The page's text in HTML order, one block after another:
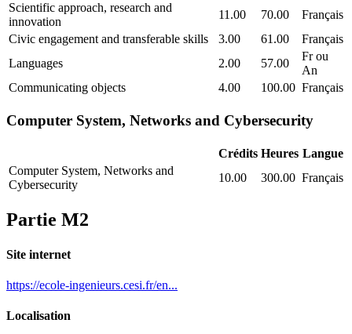
Scientific approach, research and
innovation
11.00 70.00
Français
Civic engagement and transferable skills
3.00 61.00
Français
Languages
2.00 57.00
Fr ou
An
Communicating objects
4.00 100.00 Français
Computer System, Networks and Cybersecurity
Crédits Heures Langue
Computer System, Networks and
Cybersecurity
10.00 300.00 Français
Partie M2
Site internet
https://ecole-ingenieurs.cesi.fr/en...
Localisation